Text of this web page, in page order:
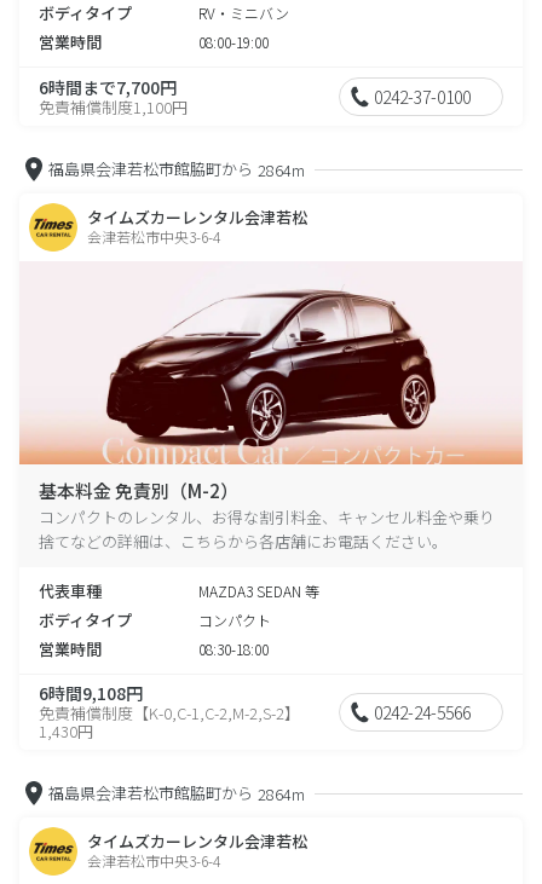
ボディタイプ RV・ミニバン
営業時間 08:00-19:00
6時間まで7,700円
免責補償制度1,100円 0242-37-0100
福島県会津若松市館脇町から 2864m
タイムズカーレンタル会津若松
会津若松市中央3-6-4
基本料金 免責別（M-2）
コンパクトのレンタル、お得な割引料金、キャンセル料金や乗り
捨てなどの詳細は、こちらから各店舗にお電話ください。
代表車種 MAZDA3 SEDAN 等
ボディタイプ コンパクト
営業時間 08:30-18:00
6時間9,108円
免責補償制度【K-0,C-1,C-2,M-2,S-2】
1,430円
0242-24-5566
福島県会津若松市館脇町から 2864m
タイムズカーレンタル会津若松
会津若松市中央3-6-4